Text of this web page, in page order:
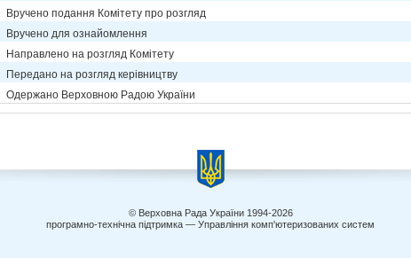
Вручено подання Комітету про розгляд
Вручено для ознайомлення
Направлено на розгляд Комітету
Передано на розгляд керівництву
Одержано Верховною Радою України
© Верховна Рада України 1994-2026
програмно-технічна підтримка — Управління комп'ютеризованих систем